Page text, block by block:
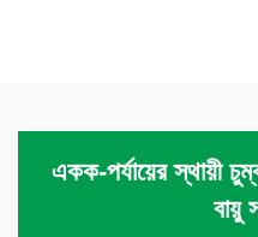
একক-পর্যায়ের স্থায়ী
বায়ু